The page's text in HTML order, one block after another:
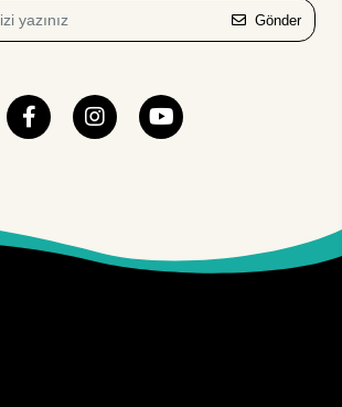
Gönder